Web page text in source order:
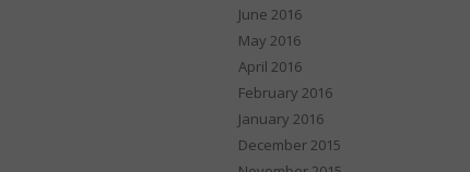
June 2016
May 2016
April 2016
February 2016
January 2016
December 2015